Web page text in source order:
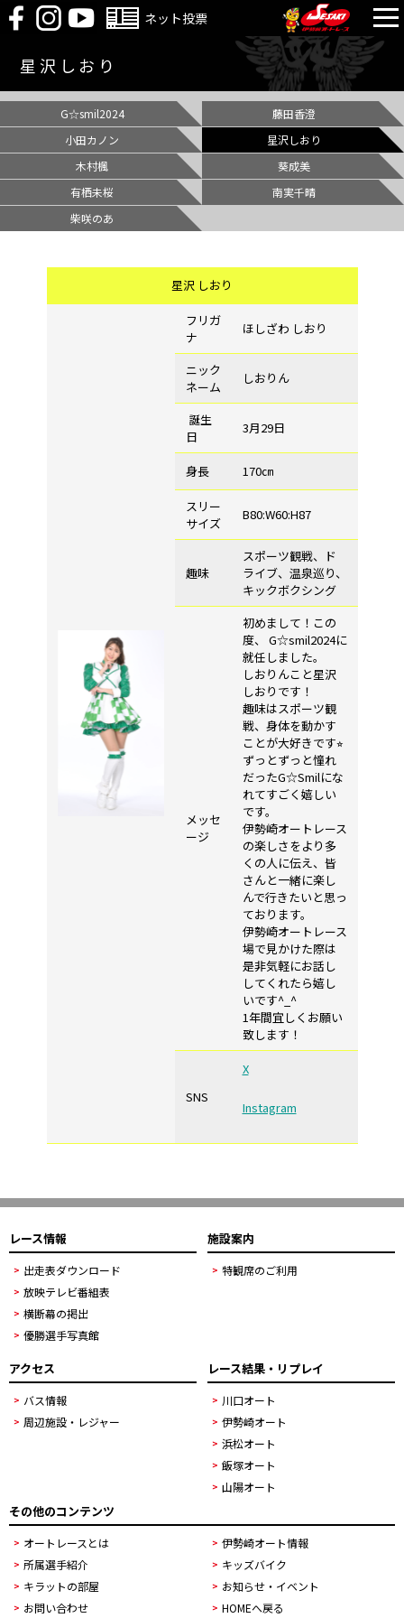
ネット投票
星沢しおり
G☆smil2024
藤田香澄
小田カノン
星沢しおり
木村楓
葵成美
有栖未桜
南実千晴
柴咲のあ
星沢 しおり
フリガ
ナ
ほしざわ しおり
ニック
ネーム
しおりん
誕生
日
3月29日
身長 170㎝
スリー
サイズ
B80:W60:H87
趣味
スポーツ観戦、ド
ライブ、温泉巡り、
キックボクシング
メッセ
ージ
初めまして！この
度、 G☆smil2024に
就任しました。
しおりんこと星沢
しおりです！
趣味はスポーツ観
戦、身体を動かす
ことが大好きです⭐︎
ずっとずっと憧れ
だったG☆Smilにな
れてすごく嬉しい
です。
伊勢崎オートレース
の楽しさをより多
くの人に伝え、皆
さんと一緒に楽し
んで行きたいと思っ
ております。
伊勢崎オートレース
場で見かけた際は
是非気軽にお話し
してくれたら嬉し
いです^_^
1年間宜しくお願い
致します！
SNS
X
Instagram
レース情報
出走表ダウンロード
放映テレビ番組表
横断幕の掲出
優勝選手写真館
施設案内
特観席のご利用
アクセス
バス情報
周辺施設・レジャー
レース結果・リプレイ
川口オート
伊勢崎オート
浜松オート
飯塚オート
山陽オート
その他のコンテンツ
オートレースとは
伊勢崎オート情報
所属選手紹介
キッズバイク
キラットの部屋
お知らせ・イベント
お問い合わせ
HOMEへ戻る